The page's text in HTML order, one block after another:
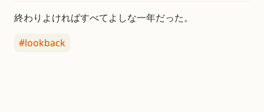
終わりよければすべてよしな一年だった。
#lookback